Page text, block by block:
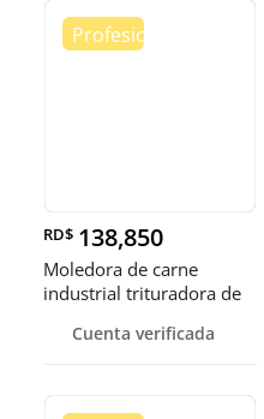
RD$ 138,850
Moledora de carne
industrial trituradora de
Cuenta verificada